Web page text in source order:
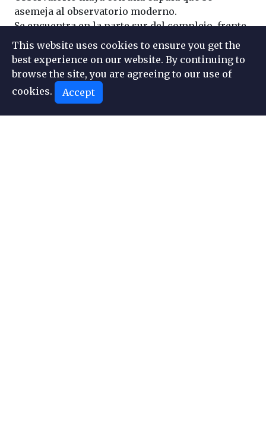
asemeja al observatorio moderno.
Se encuentra en la parte sur del complejo, frente
a El Cenote Sagrado, también accesible desde El
Castillo por un sendero sombreado de árboles
con varios templos a lo largo del camino.
This website uses cookies to ensure you get the
best experience on our website. By continuing to
browse the site, you are agreeing to our use of
cookies.
Accept